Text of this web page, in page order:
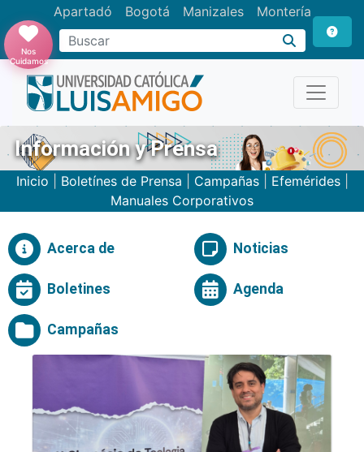
Apartadó Bogotá Manizales Montería
Buscar
Nos
Cuidamos
Información y Prensa
Inicio Boletínes de Prensa Campañas Efemérides
Manuales Corporativos
Acerca de Noticias
Boletines Agenda
Campañas